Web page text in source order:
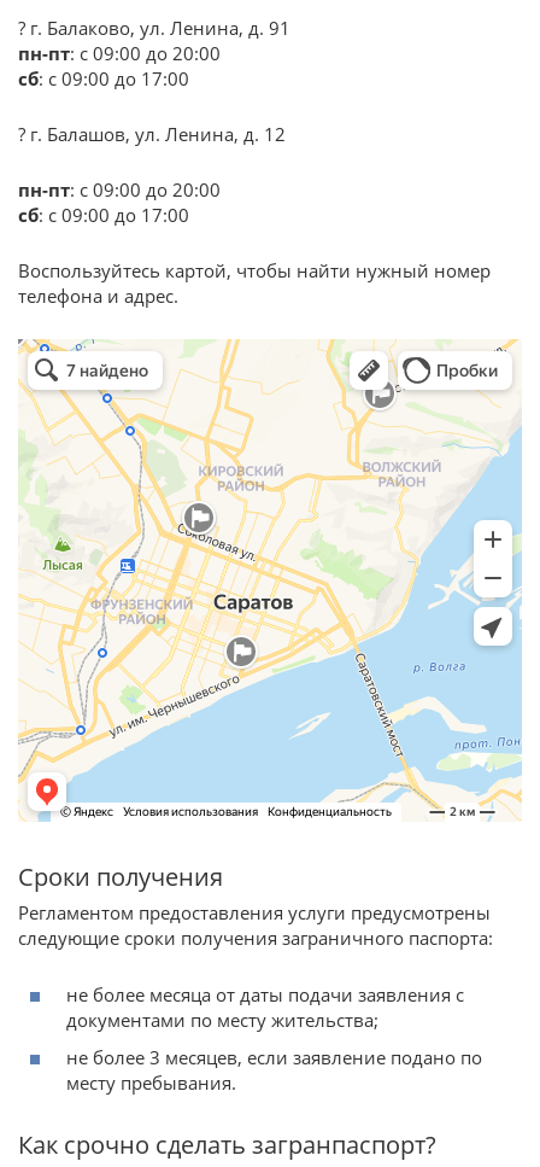
? г. Балаково, ул. Ленина, д. 91
пн-пт: с 09:00 до 20:00
сб: с 09:00 до 17:00
? г. Балашов, ул. Ленина, д. 12
пн-пт: с 09:00 до 20:00
сб: с 09:00 до 17:00
Воспользуйтесь картой, чтобы найти нужный номер
телефона и адрес.
Сроки получения
Регламентом предоставления услуги предусмотрены
следующие сроки получения заграничного паспорта:
не более месяца от даты подачи заявления с
документами по месту жительства;
не более 3 месяцев, если заявление подано по
месту пребывания.
Как срочно сделать загранпаспорт?